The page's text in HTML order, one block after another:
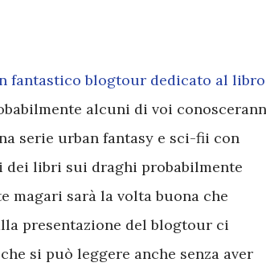
fantastico blogtour dedicato al libro
alcuni di voi
serie urban fantasy e sci-fii con
dei libri sui draghi probabilmente
magari sarà la volta buona che
presentazione del blogtour ci
si può leggere anche senza aver